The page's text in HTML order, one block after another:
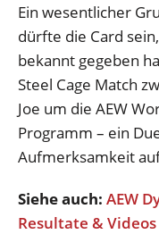
Ein wesentlicher
dürfte die Card
bekannt gegeben
Steel Cage Match
Joe um die AEW
Programm – ein
Aufmerksamkeit
Siehe auch: AEW
Resultate &